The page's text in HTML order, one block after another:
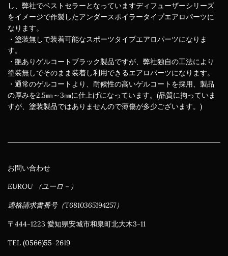
し、弊社でベストセラーとなっていますディフューザーシリーズ
をイメージで作製したアンダースポイラータイプエアロパーツに
なります。
・塗装無しで装着可能なスポーツタイプエアロパーツになりま
す。
・艶ありゲルコートブラック製品ですが、弊社独自の工法により
塗装無しでそのまま装着し利用できるエアロパーツになります。
・通常のゲルコートより、耐候性の高いゲルコートを採用、製品
の厚みを2.5㎜～3㎜に仕上げになっています。(品質に拘っていま
すが、塗装製品ではありませんので薄傷が多少ございます。)
お問い合わせ
EUROU （ユーロ－）
適格請求書番号（T6810365194257）
〒444-1223 愛知県安城市和泉町北大木3-11
TEL (0566)55-2619